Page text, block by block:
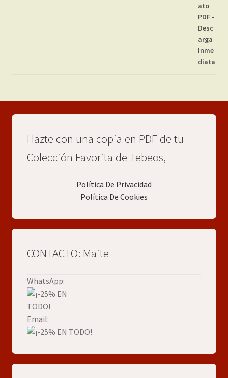
Hazte con una copia en PDF de tu
Colección Favorita de Tebeos,
Política De Privacidad
Política De Cookies
CONTACTO: Maite
WhatsApp:
Email: